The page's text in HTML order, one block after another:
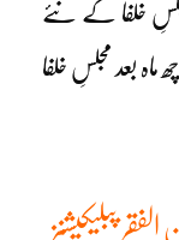
خلفا کے نئے
بعد مجلسِ خلفا
پبلیکیشنز